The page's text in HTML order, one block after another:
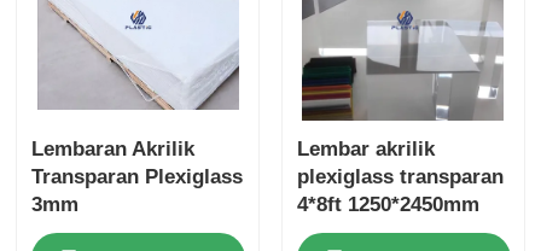
Lembaran Akrilik
Transparan Plexiglass
3mm
Lembar akrilik
plexiglass transparan
4*8ft 1250*2450mm
Lembar akrilik